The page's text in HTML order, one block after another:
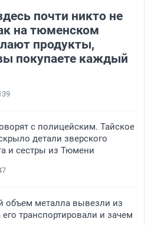
почти никто не
на тюменском
продукты,
покупаете каждый
с полицейским. Тайское
детали зверского
и сестры из Тюмени
объем металла вывезли из
транспортировали и зачем